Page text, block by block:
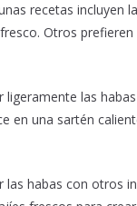
recetas incluyen
Otros
las
en una sartén
las habas con otros